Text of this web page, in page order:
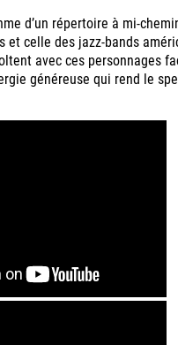
d’un répertoire à mi-
et celle des jazz-bands
avec ces personnages
généreuse qui rend le